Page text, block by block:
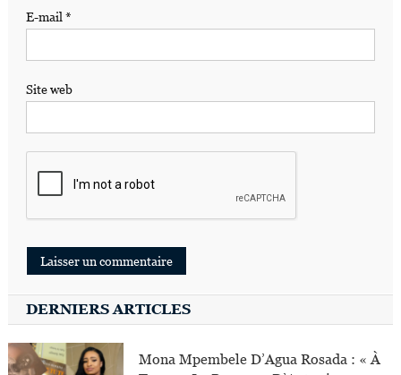
E-mail *
Site web
DERNIERS ARTICLES
Mona Mpembele D’Agua Rosada : « À